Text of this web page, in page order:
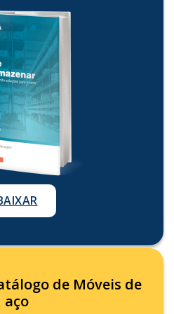
de Móveis de
aço